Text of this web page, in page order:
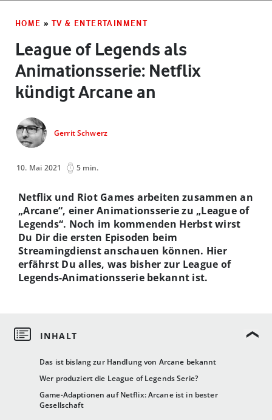
HOME » TV & ENTERTAINMENT
League of Legends als
Animationsserie: Netflix
kündigt Arcane an
Gerrit Schwerz
10. Mai 2021 5 min.
Das ist bislang zur Handlung von Arcane bekannt
Wer produziert die League of Legends Serie?
Game-Adaptionen auf Netflix: Arcane ist in bester
Gesellschaft
Netflix und Riot Games arbeiten zusammen an
„Arcane“, einer Animationsserie zu „League of
Legends“. Noch im kommenden Herbst wirst
Du Dir die ersten Episoden beim
Streamingdienst anschauen können. Hier
erfährst Du alles, was bisher zur League of
Legends-Animationsserie bekannt ist.